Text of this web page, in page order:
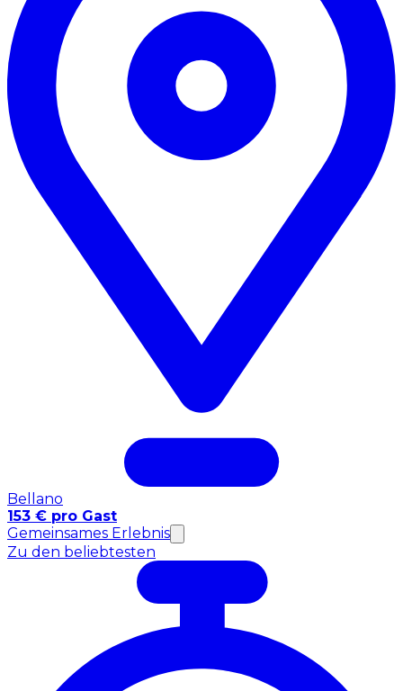
Bellano
153 € pro Gast
Gemeinsames Erlebnis
Zu den beliebtesten